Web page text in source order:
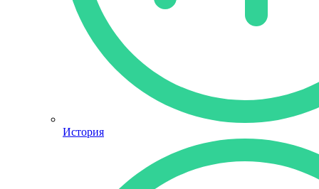
История